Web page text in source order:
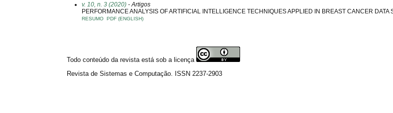
v. 10, n. 3 (2020) - Artigos
PERFORMANCE ANALYSIS OF ARTIFICIAL INTELLIGENCE TECHNIQUES APPLIED IN BREAST CANCER DATA
RESUMO PDF (ENGLISH)
Todo conteúdo da revista está sob a licença
Revista de Sistemas e Computação. ISSN 2237-2903